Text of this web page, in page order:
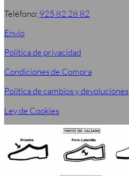
Teléfono: 925 82 28 82
Envío
Política de privacidad
Condiciones de Compra
Política de cambios y devoluciones
Ley de Cookies